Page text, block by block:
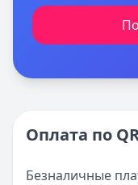
Оплата по
Безналичные